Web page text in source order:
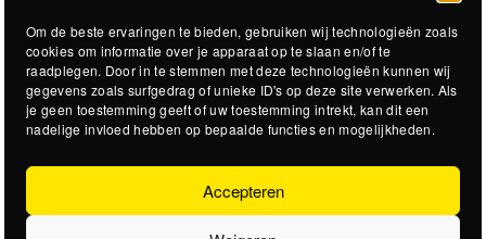
Om de beste ervaringen te bieden, gebruiken wij technologieën zoals
cookies om informatie over je apparaat op te slaan en/of te
raadplegen. Door in te stemmen met deze technologieën kunnen wij
gegevens zoals surfgedrag of unieke ID's op deze site verwerken. Als
je geen toestemming geeft of uw toestemming intrekt, kan dit een
nadelige invloed hebben op bepaalde functies en mogelijkheden.
Accepteren